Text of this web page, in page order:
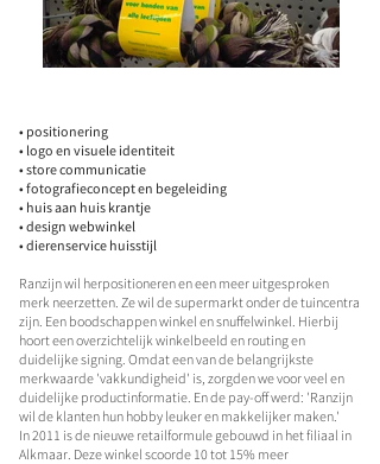
• positionering
• logo en visuele identiteit
• store communicatie
• fotografieconcept en begeleiding
• huis aan huis krantje
• design webwinkel
• dierenservice huisstijl
Ranzijn wil herpositioneren en een meer uitgesproken
merk neerzetten. Ze wil de supermarkt onder de tuincentra
zijn. Een boodschappen winkel en snuffelwinkel. Hierbij
hoort een overzichtelijk winkelbeeld en routing en
duidelijke signing. Omdat een van de belangrijkste
merkwaarde 'vakkundigheid' is, zorgden we voor veel en
duidelijke productinformatie. En de pay-off werd: 'Ranzijn
wil de klanten hun hobby leuker en makkelijker maken.'
In 2011 is de nieuwe retailformule gebouwd in het filiaal in
Alkmaar. Deze winkel scoorde 10 tot 15% meer